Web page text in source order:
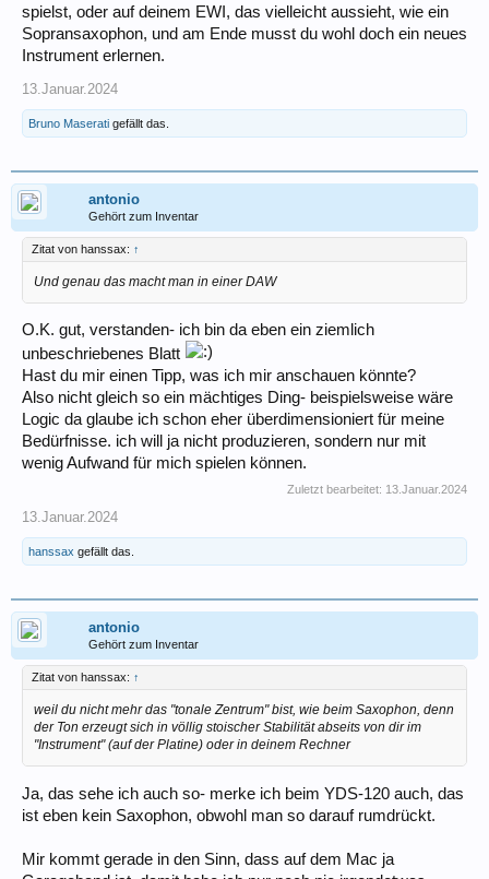
spielst, oder auf deinem EWI, das vielleicht aussieht, wie ein
Sopransaxophon, und am Ende musst du wohl doch ein neues
Instrument erlernen.
13.Januar.2024
Bruno Maserati gefällt das.
antonio
Gehört zum Inventar
Zitat von hanssax: ↑
Und genau das macht man in einer DAW
O.K. gut, verstanden- ich bin da eben ein ziemlich
unbeschriebenes Blatt
Hast du mir einen Tipp, was ich mir anschauen könnte?
Also nicht gleich so ein mächtiges Ding- beispielsweise wäre
Logic da glaube ich schon eher überdimensioniert für meine
Bedürfnisse. ich will ja nicht produzieren, sondern nur mit
wenig Aufwand für mich spielen können.
Zuletzt bearbeitet: 13.Januar.2024
13.Januar.2024
hanssax gefällt das.
antonio
Gehört zum Inventar
Zitat von hanssax: ↑
weil du nicht mehr das "tonale Zentrum" bist, wie beim Saxophon, denn
der Ton erzeugt sich in völlig stoischer Stabilität abseits von dir im
"Instrument" (auf der Platine) oder in deinem Rechner
Ja, das sehe ich auch so- merke ich beim YDS-120 auch, das
ist eben kein Saxophon, obwohl man so darauf rumdrückt.
Mir kommt gerade in den Sinn, dass auf dem Mac ja